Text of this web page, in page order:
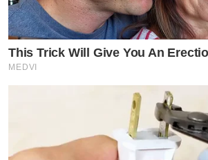
This Trick Will Give You An
MEDVI